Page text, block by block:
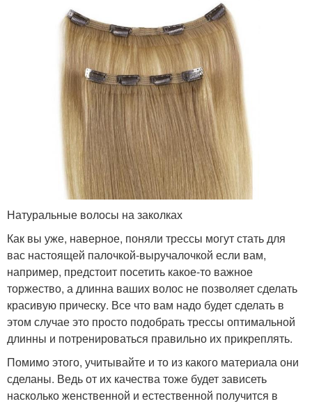
Натуральные волосы на заколках
Как вы уже, наверное, поняли трессы могут стать для
вас настоящей палочкой-выручалочкой если вам,
например, предстоит посетить какое-то важное
торжество, а длинна ваших волос не позволяет сделать
красивую прическу. Все что вам надо будет сделать в
этом случае это просто подобрать трессы оптимальной
длинны и потренироваться правильно их прикреплять.
Помимо этого, учитывайте и то из какого материала они
сделаны. Ведь от их качества тоже будет зависеть
насколько женственной и естественной получится в